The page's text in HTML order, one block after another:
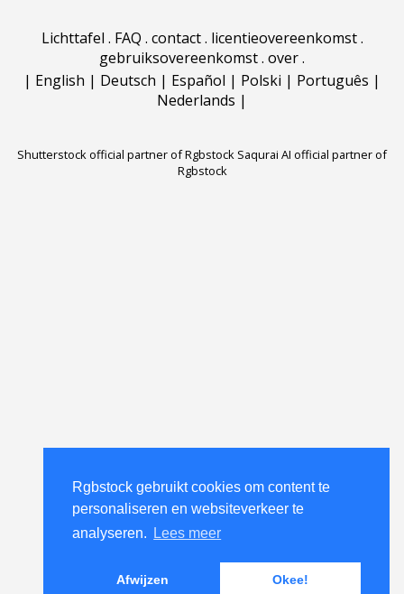
Rgbstock gebruikt cookies om content te
personaliseren en websiteverkeer te
analyseren.
Lees meer
Afwijzen Okee!
Rgbstock gebruikt cookies om content te
personaliseren en websiteverkeer te
analyseren.
Lees meer
Afwijzen Okee!
Lichttafel . FAQ . contact. licentieovereenkomst.
gebruiksovereenkomst. over.
| English | Deutsch | Español | Polski | Português |
Nederlands |
Shutterstock official partner of Rgbstock Saqurai AI official partner of
Rgbstock